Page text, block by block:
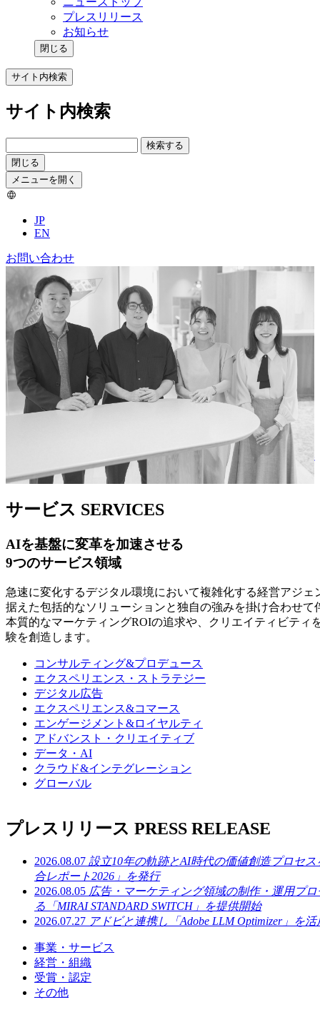
プレスリリース
お知らせ
閉じる
サイト内検索
サイト内検索
検索する
閉じる
メニューを開く
JP
EN
お問い合わせ
戦略を実行へつなぐ時代へ。電通デジタルが「成果へのコミ
ット」に軸足を置き続ける理由
電通デジタル 統合レポート2026
顧客をファンに変える、AIエージェント時代のロイヤルティ
戦略
視聴完了率50％超を記録。トヨタ・コニック・プロ動画広告
への生成AI活用
事例／ソリューション記事 一覧
データ・AI事業 最新情報
サービス SERVICES
AIを基盤に変革を加速させる
9つのサービス領域
急速に変化するデジタル環境において複雑化する経営アジ
据えた包括的なソリューションと独自の強みを掛け合わせて
本質的なマーケティングROIの追求や、クリエイティビティ
験を創造します。
コンサルティング&プロデュース
エクスペリエンス・ストラテジー
デジタル広告
エクスペリエンス&コマース
エンゲージメント&ロイヤルティ
アドバンスト・クリエイティブ
データ・AI
クラウド&インテグレーション
グローバル
プレスリリース PRESS RELEASE
2026.08.07 設立10年の軌跡とAI時代の価値創造プロセ
合レポート2026」を発行
2026.08.05 広告・マーケティング領域の制作・運用プ
る「MIRAI STANDARD SWITCH」を提供開始
2026.07.27 アドビと連携し「Adobe LLM Optimizer」を
事業・サービス
経営・組織
受賞・認定
その他